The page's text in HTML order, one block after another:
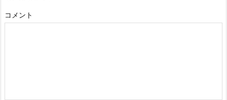
コメント